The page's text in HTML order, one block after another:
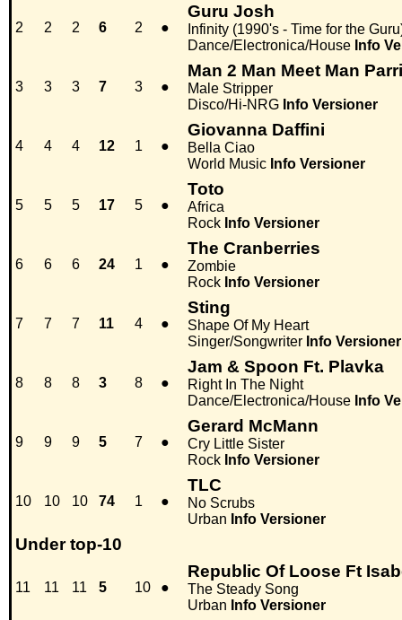
2 2 2 6 2 ●
Guru Josh
Infinity (1990's - Time for the
Dance/Electronica/House Info
3 3 3 7 3 ●
Man 2 Man Meet Man
Male Stripper
Disco/Hi-NRG Info Versioner
4 4 4 12 1 ●
Giovanna Daffini
Bella Ciao
World Music Info Versioner
5 5 5 17 5 ●
Toto
Africa
Rock Info Versioner
6 6 6 24 1 ●
The Cranberries
Zombie
Rock Info Versioner
7 7 7 11 4 ●
Sting
Shape Of My Heart
Singer/Songwriter Info Versioner
8 8 8 3 8 ●
Jam & Spoon Ft. Plavka
Right In The Night
Dance/Electronica/House Info
9 9 9 5 7 ●
Gerard McMann
Cry Little Sister
Rock Info Versioner
10 10 10 74 1 ●
TLC
No Scrubs
Urban Info Versioner
Under top-10
11 11 11 5 10 ●
Republic Of Loose Ft
The Steady Song
Urban Info Versioner